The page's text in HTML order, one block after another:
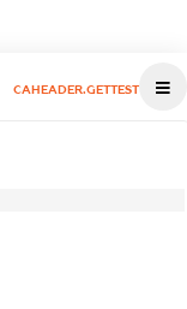
CAHEADER.GETTEST